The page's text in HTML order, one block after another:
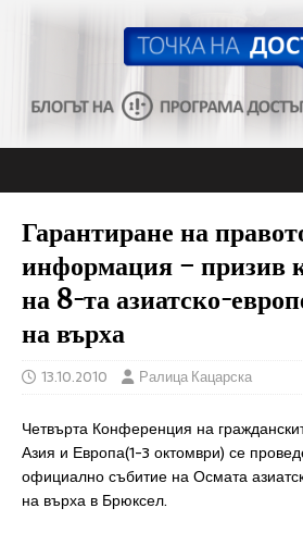
Гарантиране на
информация – призив
на 8-та азиатско-
на върха
13.10.2010 Ралица Кацарска
Четвърта Конференция на
Азия и Европа(1-3 октомври) се
официално събитие на Осмата
на върха в Брюксел.